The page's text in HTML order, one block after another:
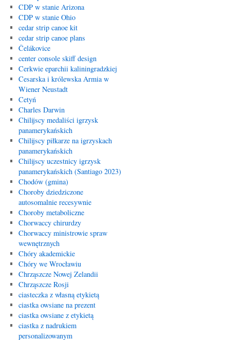
CDP w stanie Arizona
CDP w stanie Ohio
cedar strip canoe kit
cedar strip canoe plans
Čelákovice
center console skiff design
Cerkwie eparchii kaliningradzkiej
Cesarska i królewska Armia w
Wiener Neustadt
Cetyń
Charles Darwin
Chilijscy medaliści igrzysk
panamerykańskich
Chilijscy piłkarze na igrzyskach
panamerykańskich
Chilijscy uczestnicy igrzysk
panamerykańskich (Santiago 2023)
Chodów (gmina)
Choroby dziedziczone
autosomalnie recesywnie
Choroby metaboliczne
Chorwaccy chirurdzy
Chorwaccy ministrowie spraw
wewnętrznych
Chóry akademickie
Chóry we Wrocławiu
Chrząszcze Nowej Zelandii
Chrząszcze Rosji
ciasteczka z własną etykietą
ciastka owsiane na prezent
ciastka owsiane z etykietą
ciastka z nadrukiem
personalizowanym